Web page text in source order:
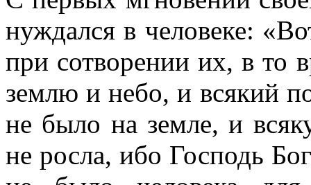
нуждался в человеке:
при сотворении их, в то
землю и небо, и всякий
не было на земле, и
не росла, ибо Господь